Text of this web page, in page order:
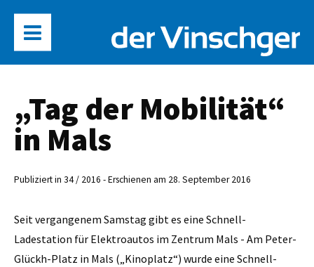
„Tag der Mobilität“
in Mals
Publiziert in 34 / 2016 - Erschienen am 28. September 2016
Seit vergangenem Samstag gibt es eine Schnell-
Ladestation für Elektroautos im Zentrum Mals - Am Peter-
Glückh-Platz in Mals („Kinoplatz“) wurde eine Schnell-